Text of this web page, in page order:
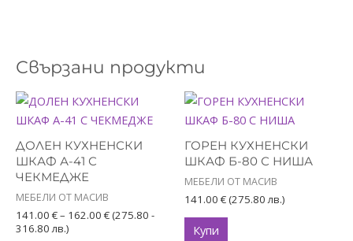
Свързани продукти
ДОЛЕН КУХНЕНСКИ
ШКАФ А-41 С
ЧЕКМЕДЖЕ
МЕБЕЛИ ОТ МАСИВ
141.00 €– 162.00 €
Price
range:
141.00 €
162.00 €
(275.80 -
316.80 лв.)
This
product
has
multiple
variants.
The
options
may
ГОРЕН КУХНЕНСКИ
ШКАФ Б-80 С НИША
МЕБЕЛИ ОТ МАСИВ
141.00 €(275.80 лв.)
Купи